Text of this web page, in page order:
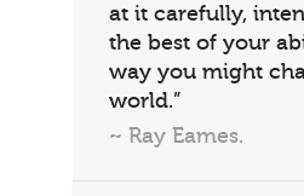
at it carefully,
the best of your
way you might
world.”
~ Ray Eames.